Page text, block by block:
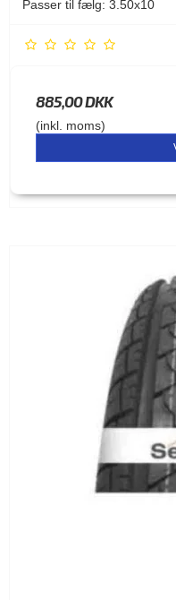
Passer til fælg: 3.50x10
885,00 DKK
(inkl. moms)